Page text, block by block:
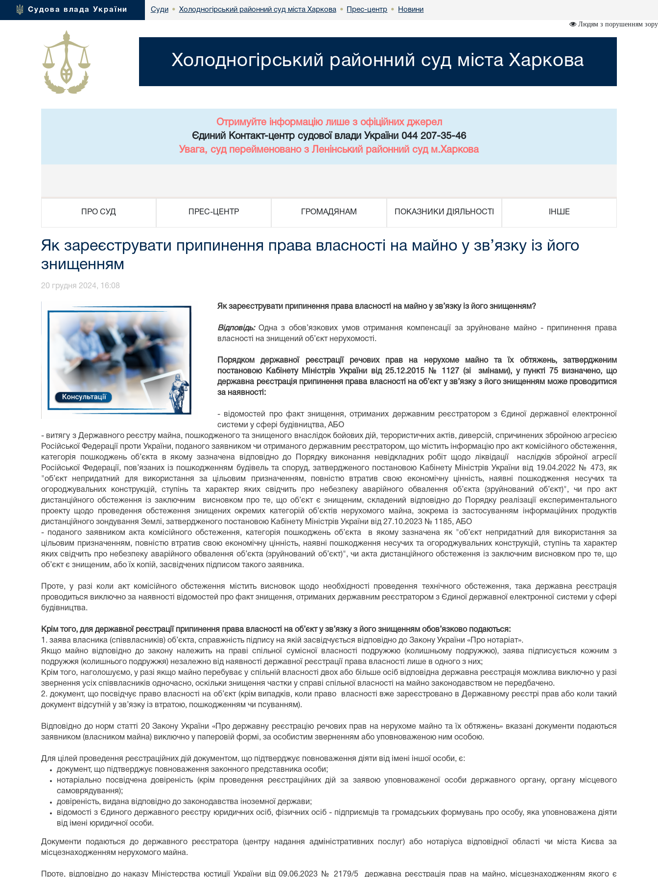
Судова влада України Суди • Холодногірський районний суд міста Харкова • Прес-центр • Новини
Людям з порушенням зору
Холодногірський районний суд міста Харкова
Отримуйте інформацію лише з офіційних джерел
Єдиний Контакт-центр судової влади України 044 207-35-46
Увага, суд перейменовано з Ленінський районний суд м.Харкова
ПРО СУД ПРЕС-ЦЕНТР ГРОМАДЯНАМ ПОКАЗНИКИ ДІЯЛЬНОСТІ ІНШЕ
Як зареєструвати припинення права власності на майно у зв’язку із його
знищенням
20 грудня 2024, 16:08
Як зареєструвати припинення права власності на майно у зв’язку із його знищенням?
Відповідь: Одна з обов’язкових умов отримання компенсації за зруйноване майно - припинення права
власності на знищений об’єкт нерухомості.
Порядком державної реєстрації речових прав на нерухоме майно та їх обтяжень, затвердженим
постановою Кабінету Міністрів України від 25.12.2015 № 1127 (зі змінами), у пункті 75 визначено, що
державна реєстрація припинення права власності на об’єкт у зв’язку з його знищенням може проводитися
за наявності:
- відомостей про факт знищення, отриманих державним реєстратором з Єдиної державної електронної
системи у сфері будівництва, АБО
- витягу з Державного реєстру майна, пошкодженого та знищеного внаслідок бойових дій, терористичних актів, диверсій, спричинених збройною агресією
Російської Федерації проти України, поданого заявником чи отриманого державним реєстратором, що містить інформацію про акт комісійного обстеження,
категорія пошкоджень об’єкта в якому зазначена відповідно до Порядку виконання невідкладних робіт щодо ліквідації наслідків збройної агресії
Російської Федерації, пов’язаних із пошкодженням будівель та споруд, затвердженого постановою Кабінету Міністрів України від 19.04.2022 № 473, як
"об’єкт непридатний для використання за цільовим призначенням, повністю втратив свою економічну цінність, наявні пошкодження несучих та
огороджувальних конструкцій, ступінь та характер яких свідчить про небезпеку аварійного обвалення об’єкта (зруйнований об’єкт)", чи про акт
дистанційного обстеження із заключним висновком про те, що об’єкт є знищеним, складений відповідно до Порядку реалізації експериментального
проекту щодо проведення обстеження знищених окремих категорій об’єктів нерухомого майна, зокрема із застосуванням інформаційних продуктів
дистанційного зондування Землі, затвердженого постановою Кабінету Міністрів України від 27.10.2023 № 1185, АБО
- поданого заявником акта комісійного обстеження, категорія пошкоджень об’єкта в якому зазначена як "об’єкт непридатний для використання за
цільовим призначенням, повністю втратив свою економічну цінність, наявні пошкодження несучих та огороджувальних конструкцій, ступінь та характер
яких свідчить про небезпеку аварійного обвалення об’єкта (зруйнований об’єкт)", чи акта дистанційного обстеження із заключним висновком про те, що
об’єкт є знищеним, або їх копій, засвідчених підписом такого заявника.
Проте, у разі коли акт комісійного обстеження містить висновок щодо необхідності проведення технічного обстеження, така державна реєстрація
проводиться виключно за наявності відомостей про факт знищення, отриманих державним реєстратором з Єдиної державної електронної системи у сфері
будівництва.
Крім того, для державної реєстрації припинення права власності на об’єкт у зв’язку з його знищенням обов’язково подаються:
1. заява власника (співвласників) об’єкта, справжність підпису на якій засвідчується відповідно до Закону України «Про нотаріат».
Якщо майно відповідно до закону належить на праві спільної сумісної власності подружжю (колишньому подружжю), заява підписується кожним з
подружжя (колишнього подружжя) незалежно від наявності державної реєстрації права власності лише в одного з них;
Крім того, наголошуємо, у разі якщо майно перебуває у спільній власності двох або більше осіб відповідна державна реєстрація можлива виключно у разі
звернення усіх співвласників одночасно, оскільки знищення частки у справі спільної власності на майно законодавством не передбачено.
2. документ, що посвідчує право власності на об’єкт (крім випадків, коли право власності вже зареєстровано в Державному реєстрі прав або коли такий
документ відсутній у зв’язку із втратою, пошкодженням чи псуванням).
Відповідно до норм статті 20 Закону України «Про державну реєстрацію речових прав на нерухоме майно та їх обтяжень» вказані документи подаються
заявником (власником майна) виключно у паперовій формі, за особистим зверненням або уповноваженою ним особою.
Для цілей проведення реєстраційних дій документом, що підтверджує повноваження діяти від імені іншої особи, є:
документ, що підтверджує повноваження законного представника особи;
нотаріально посвідчена довіреність (крім проведення реєстраційних дій за заявою уповноваженої особи державного органу, органу місцевого
самоврядування);
довіреність, видана відповідно до законодавства іноземної держави;
відомості з Єдиного державного реєстру юридичних осіб, фізичних осіб - підприємців та громадських формувань про особу, яка уповноважена діяти
від імені юридичної особи.
Документи подаються до державного реєстратора (центру надання адміністративних послуг) або нотаріуса відповідної області чи міста Києва за
місцезнаходженням нерухомого майна.
Проте, відповідно до наказу Міністерства юстиції України від 09.06.2023 № 2179/5 державна реєстрація прав на майно, місцезнаходженням якого є